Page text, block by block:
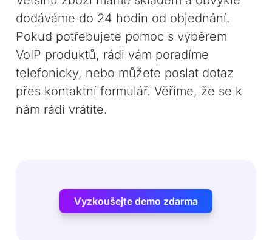
dodáváme do 24 hodin od objednání.
Pokud potřebujete pomoc s výběrem
VoIP produktů, rádi vám poradíme
telefonicky, nebo můžete poslat dotaz
přes kontaktní formulář. Věříme, že se k
nám rádi vrátíte.
Vyzkoušejte demo zdarma